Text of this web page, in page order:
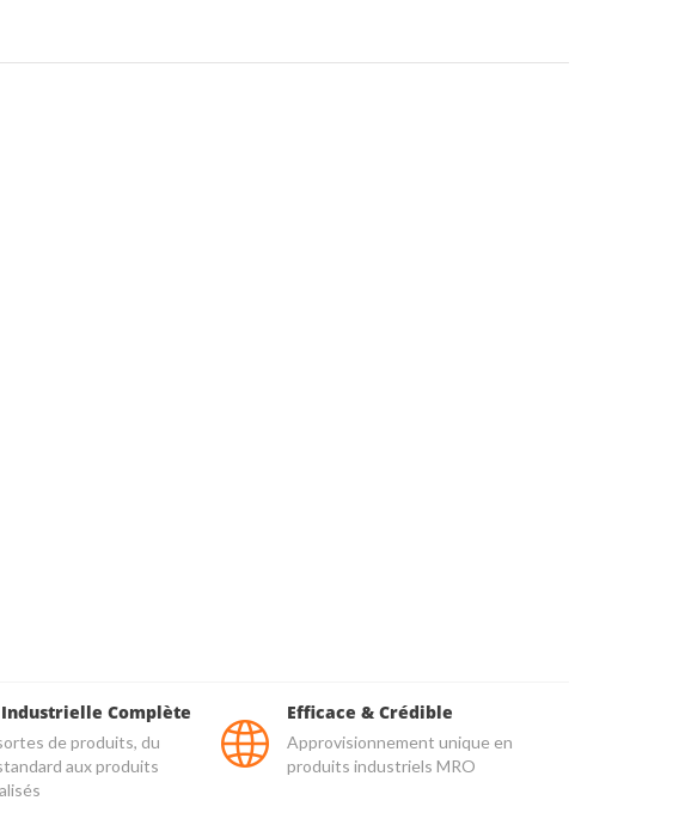
Complète
de produits, du
aux produits
Efficace & Crédible
Approvisionnement unique en
produits industriels MRO